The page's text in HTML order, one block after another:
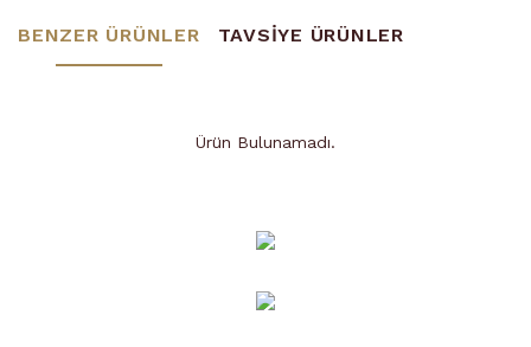
BENZER ÜRÜNLER TAVSİYE ÜRÜNLER
Ürün Bulunamadı.
Ürün Bulunamadı.